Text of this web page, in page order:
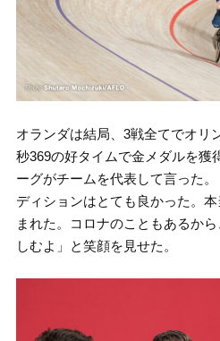
オランダは結局、3戦全てでオリ
秒369の好タイムで金メダルを獲
ーグがチームを代表して言った
ディションはとても良かった。
まれた。コロナのこともあるか
しむよ」と笑顔を見せた。